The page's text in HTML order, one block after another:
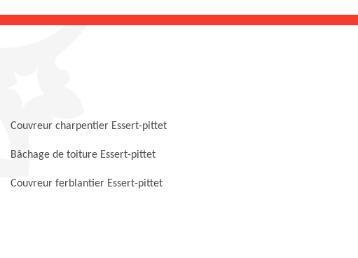
Couvreur charpentier Essert-pittet
Bâchage de toiture Essert-pittet
Couvreur ferblantier Essert-pittet